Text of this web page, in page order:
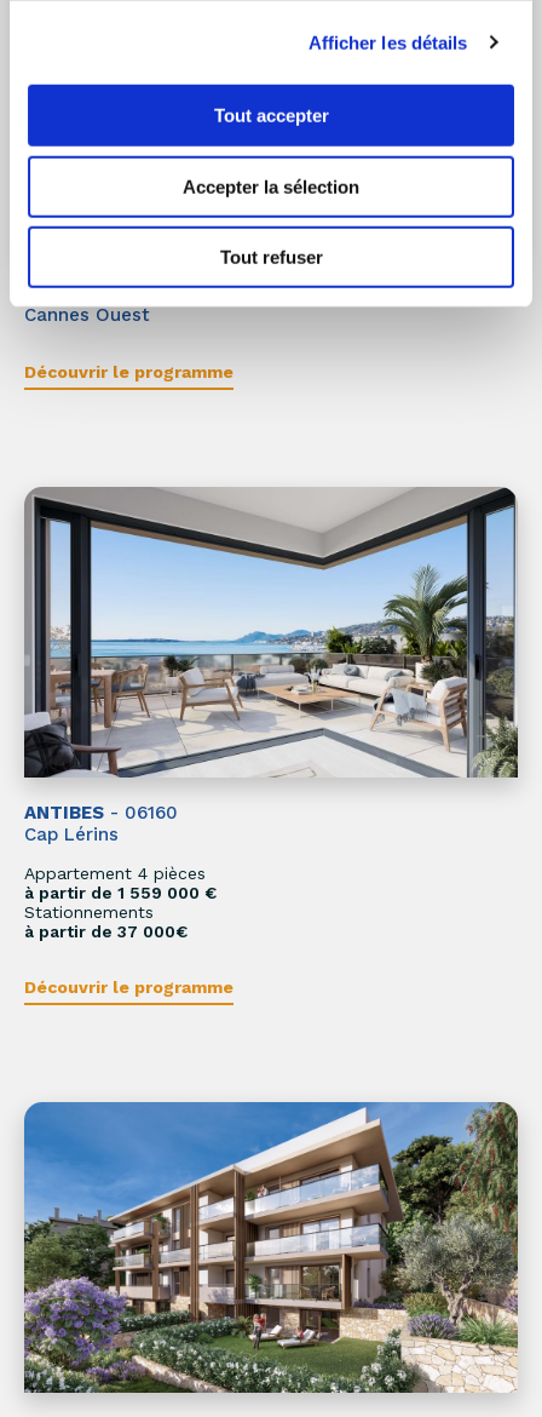
Afficher les détails
Tout accepter
Accepter la sélection
Tout refuser
CANNES- 06150
Cannes Ouest
Découvrir le programme
ANTIBES - 06160
Cap Lérins
Appartement 4 pièces
à partir de 1 559 000 €
Stationnements
à partir de 37 000€
Découvrir le programme